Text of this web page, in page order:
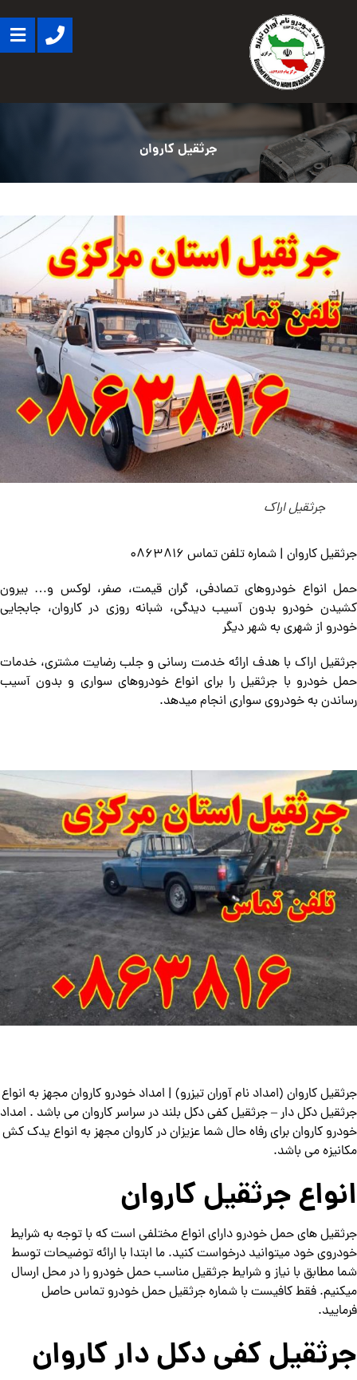
جرثقیل کاروان
جرثقیل اراک
جرثقیل کاروان | شماره تلفن تماس 0863816
حمل انواع خودروهای تصادفی، گران قیمت، صفر، لوکس و… بیرون
کشیدن خودرو بدون آسیب دیدگی، شبانه روزی در کاروان، جابجایی
خودرو از شهری به شهر دیگر
جرثقیل اراک با هدف ارائه خدمت رسانی و جلب رضایت مشتری، خدمات
حمل خودرو با جرثقیل را برای انواع خودروهای سواری و بدون آسیب
رساندن به خودروی سواری انجام میدهد.
جرثقیل کاروان (امداد نام آوران تیزرو) | امداد خودرو کاروان مجهز به انواع
جرثقیل دکل دار – جرثقیل کفی دکل بلند در سراسر کاروان می باشد . امداد
خودرو کاروان برای رفاه حال شما عزیزان در کاروان مجهز به انواع یدک کش
مکانیزه می باشد.
انواع جرثقیل کاروان
جرثقیل های حمل خودرو دارای انواع مختلفی است که با توجه به شرایط
خودروی خود میتوانید درخواست کنید. ما ابتدا با ارائه توضیحات توسط
شما مطابق با نیاز و شرایط جرثقیل مناسب حمل خودرو را در محل ارسال
میکنیم. فقط کافیست با شماره جرثقیل حمل خودرو تماس حاصل
فرمایید.
جرثقیل کفی دکل دار کاروان